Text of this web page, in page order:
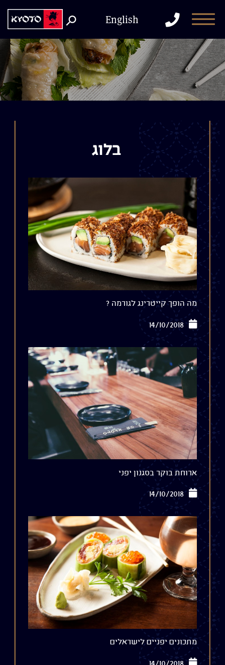
התקשר
למסעדה
English
בלוג
מה הופך קייטרינג לגורמה ?
14/10/2018
ארוחת בוקר בסגנון יפני
14/10/2018
מתכונים יפניים לישראלים